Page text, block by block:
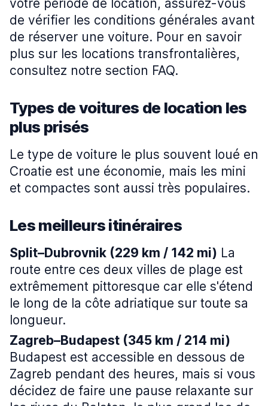
votre période de location, assurez-vous
de vérifier les conditions générales avant
de réserver une voiture. Pour en savoir
plus sur les locations transfrontalières,
consultez notre section FAQ.
Types de voitures de location les
plus prisés
Le type de voiture le plus souvent loué en
Croatie est une économie, mais les mini
et compactes sont aussi très populaires.
Les meilleurs itinéraires
Split–Dubrovnik (229 km / 142 mi) La
route entre ces deux villes de plage est
extrêmement pittoresque car elle s'étend
le long de la côte adriatique sur toute sa
longueur.
Zagreb–Budapest (345 km / 214 mi)
Budapest est accessible en dessous de
Zagreb pendant des heures, mais si vous
décidez de faire une pause relaxante sur